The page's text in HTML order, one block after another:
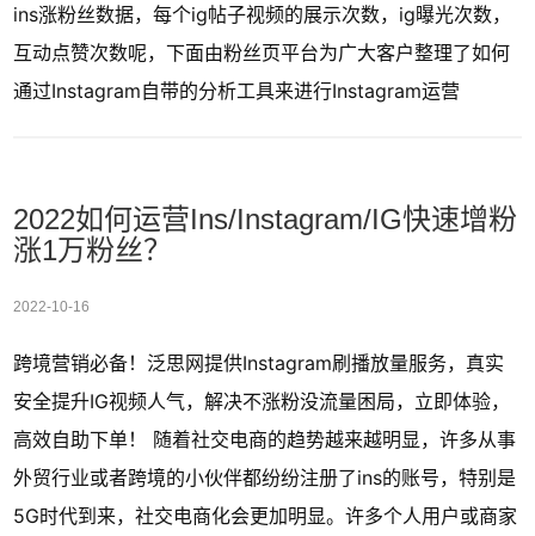
ins涨粉丝数据，每个ig帖子视频的展示次数，ig曝光次数，
互动点赞次数呢，下面由粉丝页平台为广大客户整理了如何
通过Instagram自带的分析工具来进行Instagram运营
2022如何运营Ins/Instagram/IG快速增粉
涨1万粉丝？
2022-10-16
跨境营销必备！泛思网提供Instagram刷播放量服务，真实
安全提升IG视频人气，解决不涨粉没流量困局，立即体验，
高效自助下单！ 随着社交电商的趋势越来越明显，许多从事
外贸行业或者跨境的小伙伴都纷纷注册了ins的账号，特别是
5G时代到来，社交电商化会更加明显。许多个人用户或商家